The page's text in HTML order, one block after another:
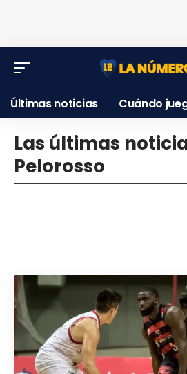
Últimas noticias Cuándo
Las últimas
Pelorosso